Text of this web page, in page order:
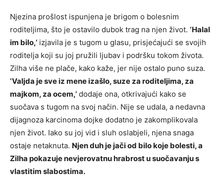
Njezina prošlost ispunjena je brigom o bolesnim
roditeljima, što je ostavilo dubok trag na njen život. ‘Halal
im bilo,’ izjavila je s tugom u glasu, prisjećajući se svojih
roditelja koji su joj pružili ljubav i podršku tokom života.
Zilha više ne plače, kako kaže, jer nije ostalo puno suza.
‘Valjda je sve iz mene izašlo, suze za roditeljima, za
majkom, za ocem,’ dodaje ona, otkrivajući kako se
suočava s tugom na svoj način. Nije se udala, a nedavna
dijagnoza karcinoma dojke dodatno je zakomplikovala
njen život. Iako su joj vid i sluh oslabjeli, njena snaga
ostaje netaknuta. Njen duh je jači od bilo koje bolesti, a
Zilha pokazuje nevjerovatnu hrabrost u suočavanju s
vlastitim slabostima.